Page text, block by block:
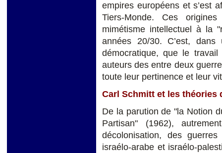
empires européens et s’est
Tiers-Monde. Ces
mimétisme intellectuel à la
années 20/30. C’est,
démocratique, que le
auteurs des entre deux
toute leur pertinence et leur
Carl Schmitt et les théories
De la parution de "la Notion
Partisan" (1962),
décolonisation, des
israélo-arabe et israélo-